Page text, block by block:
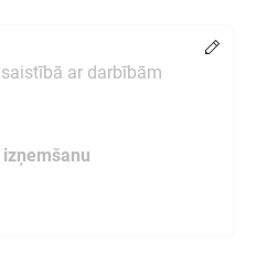
ar darbībām